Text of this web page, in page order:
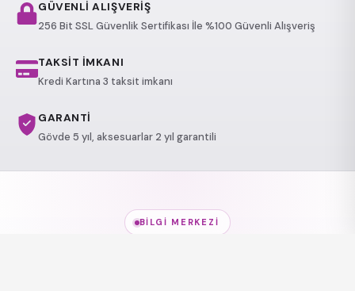
GÜVENLİ ALIŞVERİŞ
256 Bit SSL Güvenlik Sertifikası İle %100 Güvenli Alışveriş
TAKSİT İMKANI
Kredi Kartına 3 taksit imkanı
GARANTİ
Gövde 5 yıl, aksesuarlar 2 yıl garantili
BILGI MERKEZI